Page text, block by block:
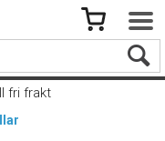
fri frakt